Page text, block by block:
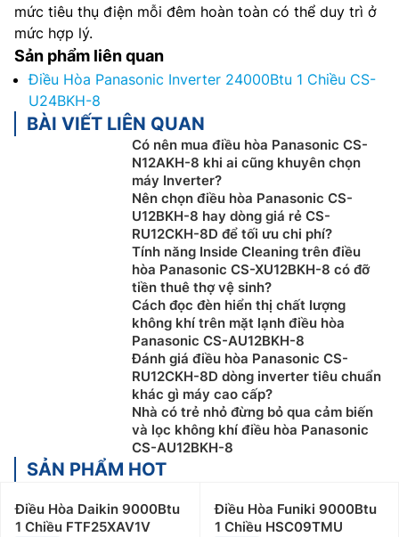
mức tiêu thụ điện mỗi đêm hoàn toàn có thể duy trì ở
mức hợp lý.
Sản phẩm liên quan
Điều Hòa Panasonic Inverter 24000Btu 1 Chiều CS-
U24BKH-8
BÀI VIẾT LIÊN QUAN
Có nên mua điều hòa Panasonic CS-
N12AKH-8 khi ai cũng khuyên chọn
máy Inverter?
Nên chọn điều hòa Panasonic CS-
U12BKH-8 hay dòng giá rẻ CS-
RU12CKH-8D để tối ưu chi phí?
Tính năng Inside Cleaning trên điều
hòa Panasonic CS-XU12BKH-8 có đỡ
tiền thuê thợ vệ sinh?
Cách đọc đèn hiển thị chất lượng
không khí trên mặt lạnh điều hòa
Panasonic CS-AU12BKH-8
Đánh giá điều hòa Panasonic CS-
RU12CKH-8D dòng inverter tiêu chuẩn
khác gì máy cao cấp?
Nhà có trẻ nhỏ đừng bỏ qua cảm biến
và lọc không khí điều hòa Panasonic
CS-AU12BKH-8
SẢN PHẨM HOT
Điều Hòa Daikin 9000Btu
1 Chiều FTF25XAV1V
Điều Hòa Funiki 9000Btu
1 Chiều HSC09TMU